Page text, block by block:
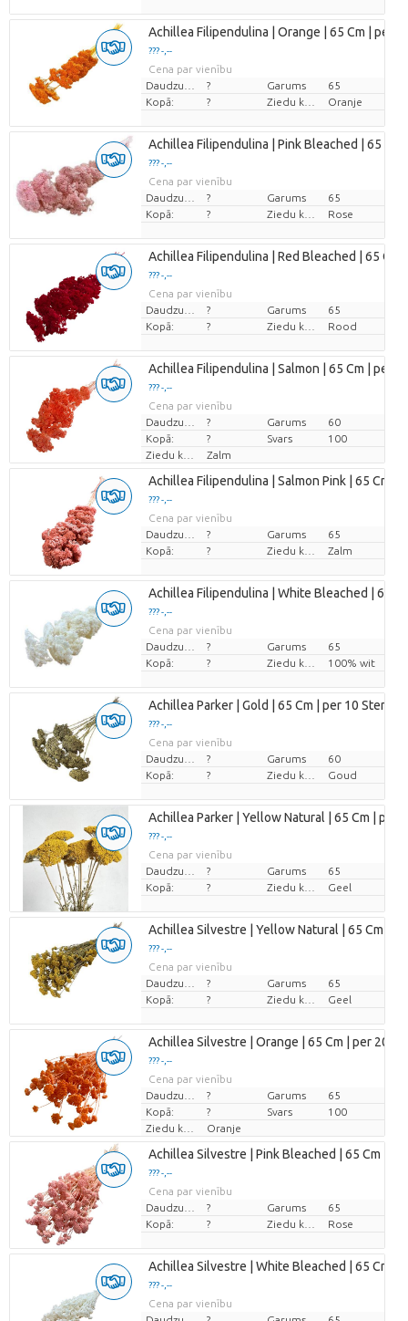
Achillea Filipendulina | Orange | 65 Cm | per
??? -,--
Cena par vienību
? Garums
65
Kopā:
? Oranje
Achillea Filipendulina | Pink Bleached | 65 Cm
??? -,--
Cena par vienību
? Garums
65
Kopā:
? Rose
Achillea Filipendulina | Red Bleached | 65 Cm
??? -,--
Cena par vienību
? Garums
65
Kopā:
? Rood
Achillea Filipendulina | Salmon | 65 Cm | per
??? -,--
Cena par vienību
? Garums
60
Kopā:
? Svars
100
Ziedu krāsas
Zalm
Achillea Filipendulina | Salmon Pink | 65 Cm |
??? -,--
Cena par vienību
? Garums
65
Kopā:
? Zalm
Achillea Filipendulina | White Bleached | 65
??? -,--
Cena par vienību
? Garums
65
Kopā:
? 100% wit
Achillea Parker | Gold | 65 Cm | per 10 Stems
??? -,--
Cena par vienību
? Garums
60
Kopā:
? Goud
Achillea Parker | Yellow Natural | 65 Cm | per
??? -,--
Cena par vienību
? Garums
65
Kopā:
? Geel
Achillea Silvestre | Yellow Natural | 65 Cm |
??? -,--
Cena par vienību
? Garums
65
Kopā:
? Geel
Achillea Silvestre | Orange | 65 Cm | per 20
??? -,--
Cena par vienību
? Garums
65
Kopā:
? Svars
100
Ziedu krāsas
Oranje
Achillea Silvestre | Pink Bleached | 65 Cm |
??? -,--
Cena par vienību
? Garums
65
Kopā:
? Rose
Achillea Silvestre | White Bleached | 65 Cm |
??? -,--
Cena par vienību